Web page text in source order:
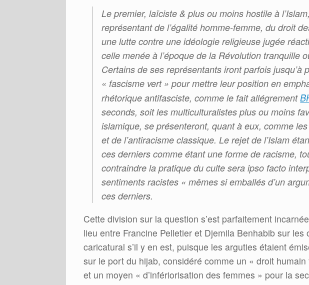
Le premier, laïciste & plus ou moins hostile à
représentant de l’égalité homme-femme, du droit
une lutte contre une idéologie religieuse jugée
celle menée à l’époque de la Révolution tranquille
Certains de ses représentants iront parfois jusqu’à
« fascisme vert » pour mettre leur position en
rhétorique antifasciste, comme le fait allégrement
seconds, soit les multiculturalistes plus ou moins
islamique, se présenteront, quant à eux, comme
et de l’antiracisme classique. Le rejet de l’Islam
ces derniers comme étant une forme de racisme,
contraindre la pratique du culte sera ipso facto
sentiments racistes « mêmes si emballés d’un
ces derniers.
Cette division sur la question s’est parfaitement
lieu entre Francine Pelletier et Djemila Benhabib sur
caricatural s’il y en est, puisque les arguties étaient
sur le port du hijab, considéré comme un « droit
et un moyen « d’infériorisation des femmes » pour la